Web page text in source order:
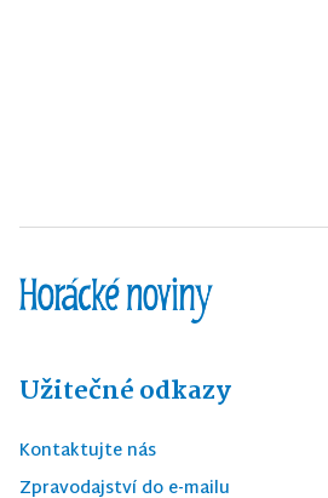
Užitečné odkazy
Kontaktujte nás
Zpravodajství do e-mailu